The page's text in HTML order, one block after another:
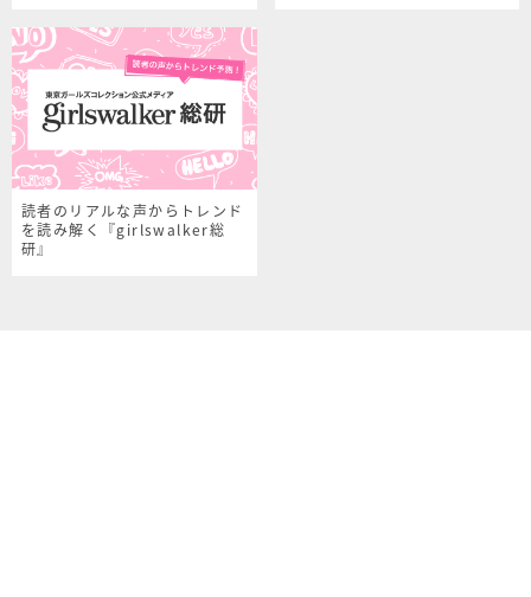
読者のリアルな声からトレンド
を読み解く『girlswalker総
研』